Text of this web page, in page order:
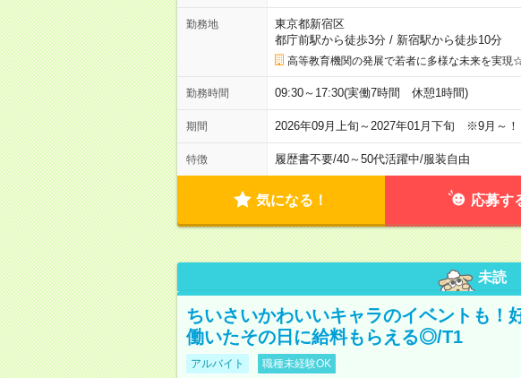
勤務地
東京都新宿区
都庁前駅から徒歩3分/ 新宿駅から徒歩10分
高等教育機関の発展で若者に多様な未来を実現
勤務時間 09:30～17:30(実働7時間 休憩1時間)
期間 2026年09月上旬～2027年01月下旬 ※9月～！
特徴 履歴書不要/40～50代活躍中/服装自由
気になる！ 応募す
未読
ちいさいかわいいキャラのイベントも！
働いたその日に給料もらえる◎/T1
アルバイト 職種未経験OK